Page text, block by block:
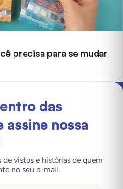
precisa para se mudar
das
assine nossa
vistos e histórias de quem
no seu e-mail.